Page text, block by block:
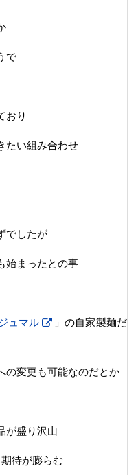
で
おり
たい組み合わせ
でしたが
始まったとの事
ュマル
」の自家製麺だ
の変更も可能なのだとか
が盛り沢山
待が膨らむ